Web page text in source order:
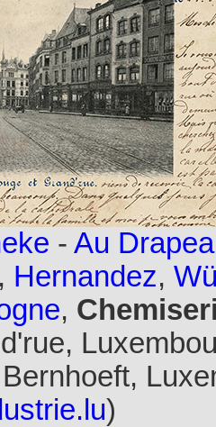
- Au
, Hernandez,
,
)